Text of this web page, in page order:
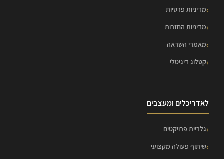
מדיניות פרטיות
מדיניות החזרות
מאמרי השראה
קטלוג דיגיטלי
לאדריכלים ומעצבים
גלריית פרויקטים
שיתוף פעולה מקצועי